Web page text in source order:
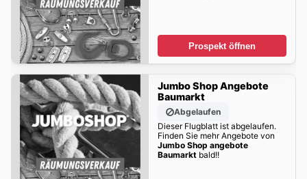
Prospekt öffnen
Jumbo Shop Angebote
Baumarkt
Abgelaufen
Dieser Flugblatt ist abgelaufen.
Finden Sie mehr Angebote von
Jumbo Shop angebote
Baumarktbald!!